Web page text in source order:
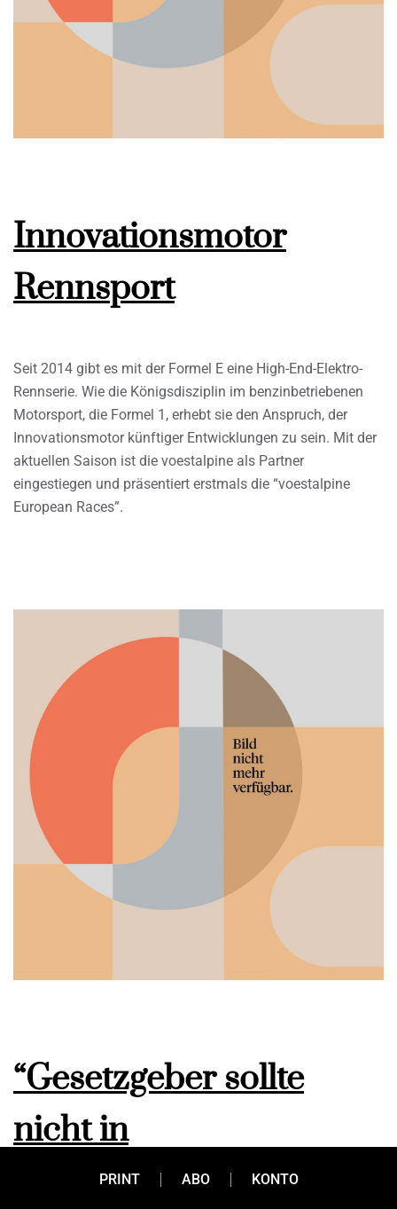
Innovationsmotor
Rennsport
Seit 2014 gibt es mit der Formel E eine High-End-Elektro-
Rennserie. Wie die Königsdisziplin im benzinbetriebenen
Motorsport, die Formel 1, erhebt sie den Anspruch, der
Innovationsmotor künftiger Entwicklungen zu sein. Mit der
aktuellen Saison ist die voestalpine als Partner
eingestiegen und präsentiert erstmals die “voestalpine
European Races”.
“Gesetzgeber sollte
nicht in
Technologieentscheidu
PRINT ABO KONTO